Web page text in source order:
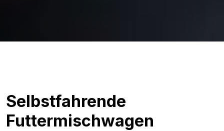
Selbstfahrende
Futtermischwagen